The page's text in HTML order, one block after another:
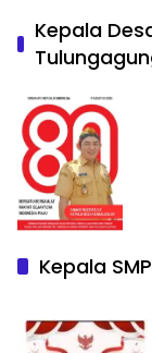
Kepala
Kepala